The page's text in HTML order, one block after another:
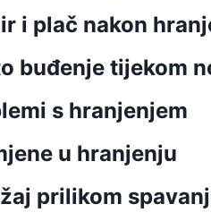
i plač nakon
buđenje tijekom
s hranjenjem
u hranjenju
prilikom